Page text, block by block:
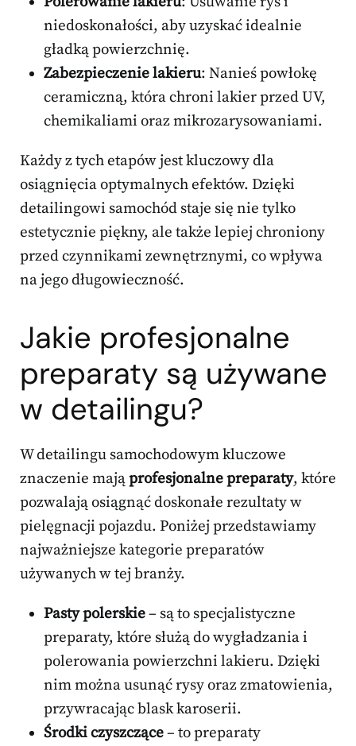
niedoskonałości, aby uzyskać idealnie
gładką powierzchnię.
Zabezpieczenie lakieru: Nanieś powłokę
ceramiczną, która chroni lakier przed UV,
chemikaliami oraz mikrozarysowaniami.
Każdy z tych etapów jest kluczowy dla
osiągnięcia optymalnych efektów. Dzięki
detailingowi samochód staje się nie tylko
estetycznie piękny, ale także lepiej chroniony
przed czynnikami zewnętrznymi, co wpływa
na jego długowieczność.
Jakie profesjonalne
preparaty są używane
w detailingu?
W detailingu samochodowym kluczowe
znaczenie mająprofesjonalne preparaty, które
pozwalają osiągnąć doskonałe rezultaty w
pielęgnacji pojazdu. Poniżej przedstawiamy
najważniejsze kategorie preparatów
używanych w tej branży.
Pasty polerskie– są to specjalistyczne
preparaty, które służą do wygładzania i
polerowania powierzchni lakieru. Dzięki
nim można usunąć rysy oraz zmatowienia,
przywracając blask karoserii.
Środki czyszczące– to preparaty